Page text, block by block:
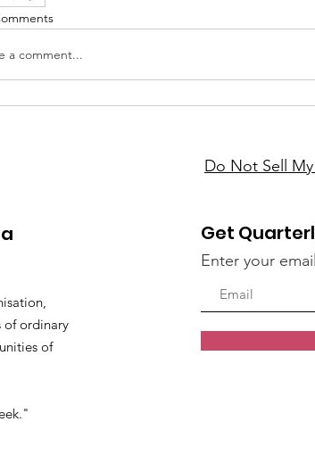
a comment...
of ordinary
of
Get
Enter your
Do Not Sell